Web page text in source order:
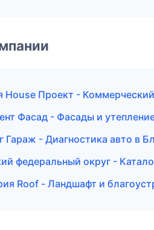
House Проект -
Фасад - Фасады и
Гараж - Диагностика авто в
федеральный округ -
Roof - Ландшафт и